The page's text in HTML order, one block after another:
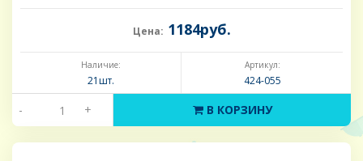
Цена: 1184руб.
Наличие:
21шт.
Артикул:
424-055
- + В КОРЗИНУ